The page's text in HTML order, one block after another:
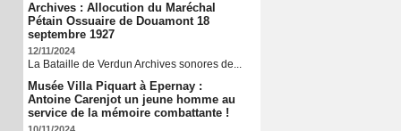
Archives : Allocution du Maréchal
Pétain Ossuaire de Douamont 18
septembre 1927
12/11/2024
La Bataille de Verdun Archives sonores de...
Musée Villa Piquart à Epernay :
Antoine Carenjot un jeune homme au
service de la mémoire combattante !